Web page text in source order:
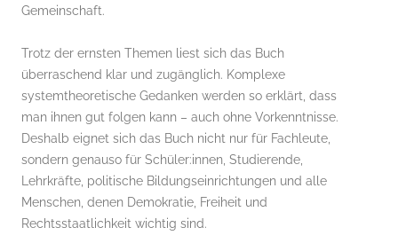
Gemeinschaft.
Trotz der ernsten Themen liest sich das Buch
überraschend klar und zugänglich. Komplexe
systemtheoretische Gedanken werden so erklärt, dass
man ihnen gut folgen kann – auch ohne Vorkenntnisse.
Deshalb eignet sich das Buch nicht nur für Fachleute,
sondern genauso für Schüler:innen, Studierende,
Lehrkräfte, politische Bildungseinrichtungen und alle
Menschen, denen Demokratie, Freiheit und
Rechtsstaatlichkeit wichtig sind.